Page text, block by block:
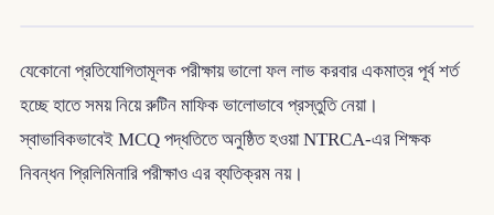
যেকোনো প্রতিযোগিতামূলক পরীক্ষায় ভালো ফল লাভ করবার একমাত্র পূর্ব শর্ত
হচ্ছে হাতে সময় নিয়ে রুটিন মাফিক ভালোভাবে প্রস্তুতি নেয়া।
স্বাভাবিকভাবেই MCQ পদ্ধতিতে অনুষ্ঠিত হওয়া NTRCA-এর শিক্ষক
নিবন্ধন প্রিলিমিনারি পরীক্ষাও এর ব্যতিক্রম নয়।